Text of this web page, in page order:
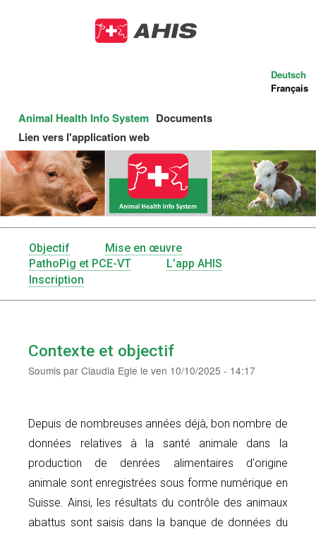
au
Deutsch
Français
Main
navigation
Animal Health Info System Documents
Lien vers l'application web
Menu
AHIS
Objectif
Mise en œuvre
PathoPig et PCE-VT
L’app AHIS
Inscription
Contexte et objectif
Soumis parClaudia Egle leven 10/10/2025 - 14:17
Depuis de nombreuses années déjà, bon nombre de
données relatives à la santé animale dans la
production de denrées alimentaires d'origine
animale sont enregistrées sous forme numérique en
Suisse. Ainsi, les résultats du contrôle des animaux
abattus sont saisis dans la banque de données du